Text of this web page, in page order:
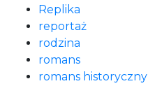
Replika
reportaż
rodzina
romans
romans historyczny